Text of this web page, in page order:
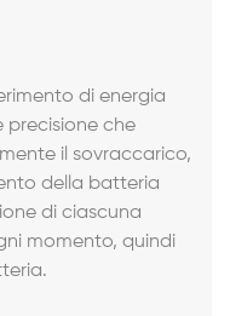
di energia
precisione che
il sovraccarico,
della batteria
di ciascuna
momento, quindi